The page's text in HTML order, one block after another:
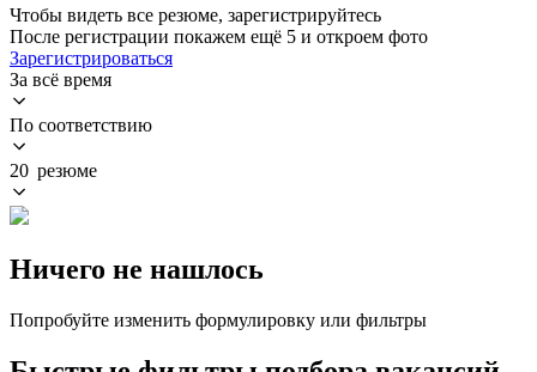
Чтобы видеть все резюме, зарегистрируйтесь
После регистрации покажем ещё 5 и откроем фото
Зарегистрироваться
За всё время
По соответствию
20 резюме
Ничего не нашлось
Попробуйте изменить формулировку или фильтры